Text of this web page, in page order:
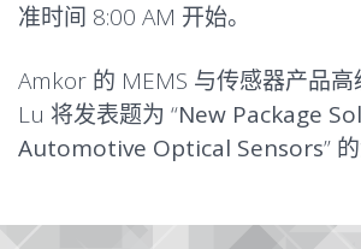
准时间 8:00 AM 开始。
Amkor 的 MEMS 与传感器产品
Lu 将发表题为 “New Package
Automotive Optical Sensors”